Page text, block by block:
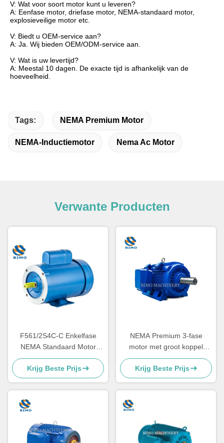
V: Wat voor soort motor kunt u leveren?
A: Eenfase motor, driefase motor, NEMA-standaard motor,
explosieveilige motor etc.
V: Biedt u OEM-service aan?
A: Ja. Wij bieden OEM/ODM-service aan.
V: Wat is uw levertijd?
A: Meestal 10 dagen. De exacte tijd is afhankelijk van de
hoeveelheid.
Tags: NEMA Premium Motor
NEMA-Inductiemotor Nema Ac Motor
Verwante Producten
F561/2S4C-C Enkelfase
NEMA Standaard Motor
1/2PK 4P NEMA 56C Motor
Voor Buiten
Krijg Beste Prijs
NEMA Premium 3-fase
motor met groot koppel
460V 575V 230V 60Hz
300HP-400HP
wisselstroominductiemotor
Krijg Beste Prijs